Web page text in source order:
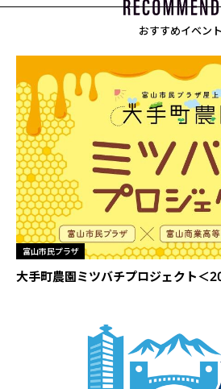
おすすめイベント
富山市民プラザ
大手町農園ミツバチプロジェクト＜